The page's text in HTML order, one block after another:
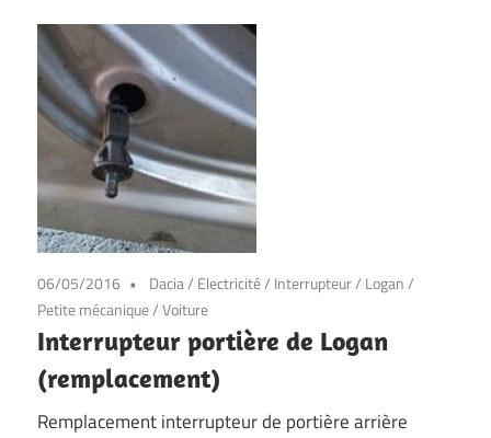
06/05/2016 Dacia/ Electricité/ Interrupteur/ Logan/
Petite mécanique/Voiture
Interrupteur portière de Logan
(remplacement)
Remplacement interrupteur de portière arrière